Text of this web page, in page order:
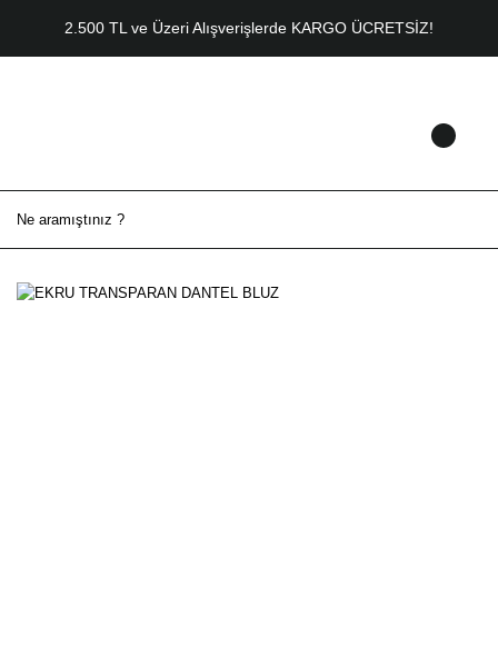
2.500 TL ve Üzeri Alışverişlerde KARGO ÜCRETSİZ!